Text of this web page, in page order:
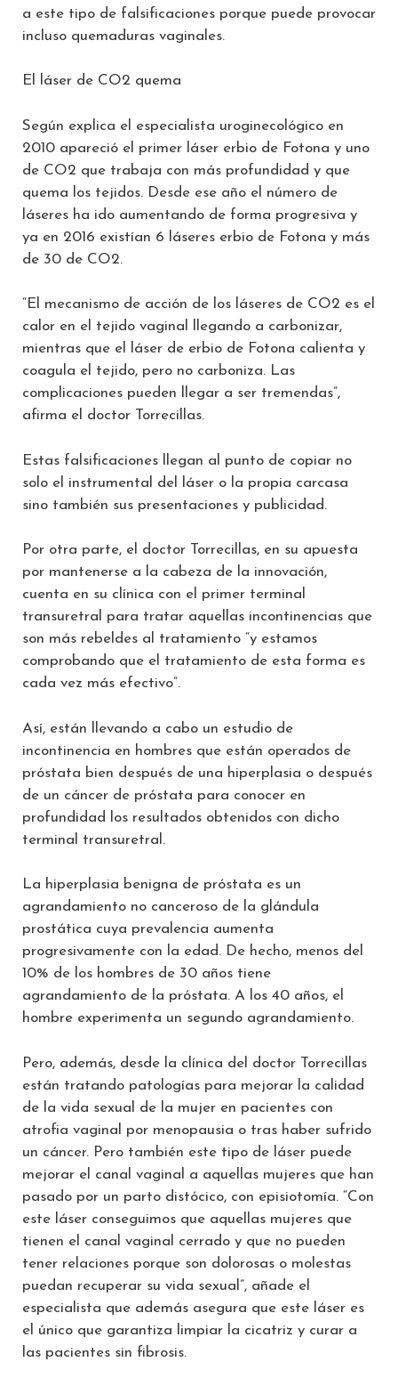
a este tipo de falsificaciones porque puede provocar
incluso quemaduras vaginales.
El láser de CO2 quema
Según explica el especialista uroginecológico en
2010 apareció el primer láser erbio de Fotona y uno
de CO2 que trabaja con más profundidad y que
quema los tejidos. Desde ese año el número de
láseres ha ido aumentando de forma progresiva y
ya en 2016 existían 6 láseres erbio de Fotona y más
de 30 de CO2.
“El mecanismo de acción de los láseres de CO2 es el
calor en el tejido vaginal llegando a carbonizar,
mientras que el láser de erbio de Fotona calienta y
coagula el tejido, pero no carboniza. Las
complicaciones pueden llegar a ser tremendas”,
afirma el doctor Torrecillas.
Estas falsificaciones llegan al punto de copiar no
solo el instrumental del láser o la propia carcasa
sino también sus presentaciones y publicidad.
Por otra parte, el doctor Torrecillas, en su apuesta
por mantenerse a la cabeza de la innovación,
cuenta en su clínica con el primer terminal
transuretral para tratar aquellas incontinencias que
son más rebeldes al tratamiento “y estamos
comprobando que el tratamiento de esta forma es
cada vez más efectivo”.
Así, están llevando a cabo un estudio de
incontinencia en hombres que están operados de
próstata bien después de una hiperplasia o después
de un cáncer de próstata para conocer en
profundidad los resultados obtenidos con dicho
terminal transuretral.
La hiperplasia benigna de próstata es un
agrandamiento no canceroso de la glándula
prostática cuya prevalencia aumenta
progresivamente con la edad. De hecho, menos del
10% de los hombres de 30 años tiene
agrandamiento de la próstata. A los 40 años, el
hombre experimenta un segundo agrandamiento.
Pero, además, desde la clínica del doctor Torrecillas
están tratando patologías para mejorar la calidad
de la vida sexual de la mujer en pacientes con
atrofia vaginal por menopausia o tras haber sufrido
un cáncer. Pero también este tipo de láser puede
mejorar el canal vaginal a aquellas mujeres que han
pasado por un parto distócico, con episiotomía. “Con
este láser conseguimos que aquellas mujeres que
tienen el canal vaginal cerrado y que no pueden
tener relaciones porque son dolorosas o molestas
puedan recuperar su vida sexual”, añade el
especialista que además asegura que este láser es
el único que garantiza limpiar la cicatriz y curar a
las pacientes sin fibrosis.